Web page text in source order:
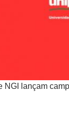
NGI lançam